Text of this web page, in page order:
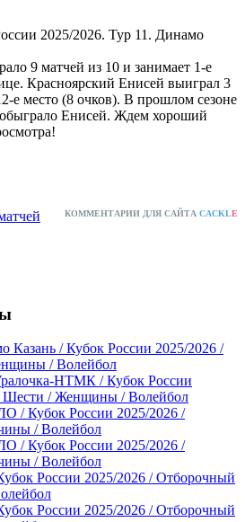
2025/2026. Тур 11. Динамо
9 матчей из 10 и занимает 1-е
Красноярский Енисей выиграл 3
е место (8 очков). В прошлом сезоне
Енисей. Ждем хороший
КОММЕНТАРИИ ДЛЯ САЙТА CACKLE
Казань / Кубок России 2025/2026 /
/ Волейбол
НТМК / Кубок России
Шести / Женщины / Волейбол
/ Кубок России 2025/2026 /
/ Волейбол
/ Кубок России 2025/2026 /
/ Волейбол
России 2025/2026 / Отборочный
России 2025/2026 / Отборочный